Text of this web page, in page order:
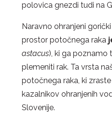
polovica gnezdi tudi na
Naravno ohranjeni
prostor potočnega raka
astacus), ki ga poznamo
plemeniti rak. Ta vrsta
potočnega raka, ki
kazalnikov ohranjenih
Slovenije.